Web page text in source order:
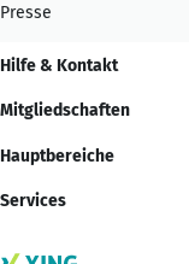
Presse
Hilfe & Kontakt
Mitgliedschaften
Hauptbereiche
Services